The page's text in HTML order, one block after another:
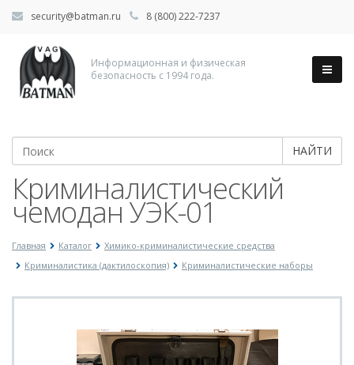
security@batman.ru 8 (800) 222-7237
Информационная и физическая
безопасность с 1994 года.
НАЙТИ
Криминалистический
чемодан УЭК-01
Главная Каталог
Химико-криминалистические средства
Криминалистика (дактилоскопия)
Криминалистические наборы